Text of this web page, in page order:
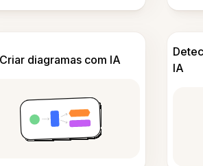
Criar diagramas com IA
IA